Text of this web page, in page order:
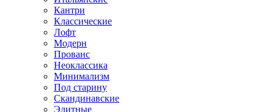
Кантри
Классические
Лофт
Модерн
Прованс
Неоклассика
Минимализм
Под старину
Скандинавские
Элитные